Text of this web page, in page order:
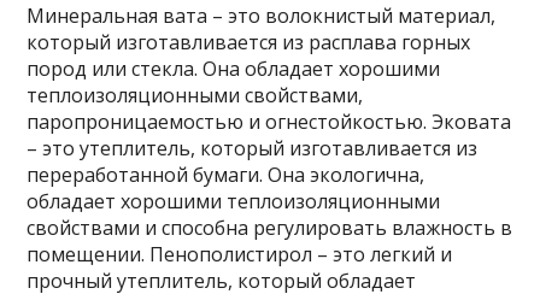
Минеральная вата – это волокнистый материал,
который изготавливается из расплава горных
пород или стекла. Она обладает хорошими
теплоизоляционными свойствами,
паропроницаемостью и огнестойкостью. Эковата
– это утеплитель, который изготавливается из
переработанной бумаги. Она экологична,
обладает хорошими теплоизоляционными
свойствами и способна регулировать влажность в
помещении. Пенополистирол – это легкий и
прочный утеплитель, который обладает